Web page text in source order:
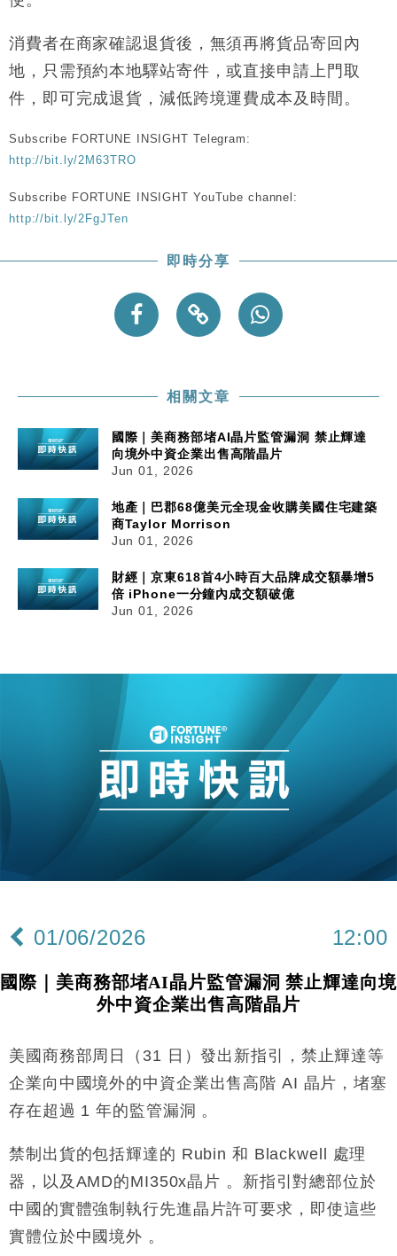
14:50
13:12
國際｜特朗普赴洛杉磯高球場活動前 男子攜槍彈被捕
12:30
財經｜香港7月PMI回落至51 企業擴張放慢兼縮減人
手
11:40
財經｜黑石傳再籌逾360億美元 支援Anthropic租用
Google晶片
25%
18:15
本地｜新世界K11 9月升級會員制度 增鉑金卡級別鎖
財經｜本港6月零售額連升14個月 珠寶鐘錶銷售升勢
財經｜滙控重啟最多10億美元回購 派息比率目標維持
消費者在商家確認退貨後，無須再將貨品寄回內
地，只需預約本地驛站寄件，或直接申請上門取
件，即可完成退貨，減低跨境運費成本及時間。
Subscribe FORTUNE INSIGHT Telegram:
http://bit.ly/2M63TRO
Subscribe FORTUNE INSIGHT YouTube channel:
http://bit.ly/2FgJTen
即時分享
相關文章
國際｜美商務部堵AI晶片監管漏洞 禁止輝達
向境外中資企業出售高階晶片
Jun 01, 2026
地產｜巴郡68億美元全現金收購美國住宅建築
商Taylor Morrison
Jun 01, 2026
財經｜京東618首4小時百大品牌成交額暴增5
倍 iPhone一分鐘內成交額破億
Jun 01, 2026
01/06/2026 12:00
國際｜美商務部堵AI晶片監管漏洞 禁止輝達向境
外中資企業出售高階晶片
美國商務部周日（31 日）發出新指引，禁止輝達等
企業向中國境外的中資企業出售高階 AI 晶片，堵塞
存在超過 1 年的監管漏洞 。
禁制出貨的包括輝達的 Rubin 和 Blackwell 處理
器，以及AMD的MI350x晶片 。新指引對總部位於
中國的實體強制執行先進晶片許可要求，即使這些
實體位於中國境外 。